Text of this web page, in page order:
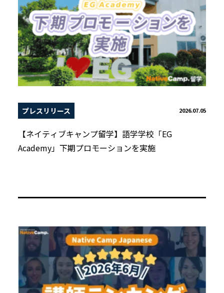
プレスリリース 2026.07.05
【ネイティブキャンプ留学】語学学校「EG
Academy」下期プロモーションを実施